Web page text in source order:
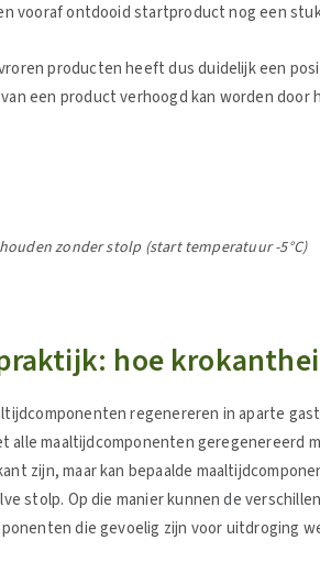
vooraf ontdooid startproduct nog een
producten heeft dus duidelijk een
een product verhoogd kan worden door
zonder stolp (start temperatuur -5°C)
hoe
regenereren in aparte
alle maaltijdcomponenten
zijn, maar kan bepaalde
stolp. Op die manier kunnen de
die gevoelig zijn voor uitdroging